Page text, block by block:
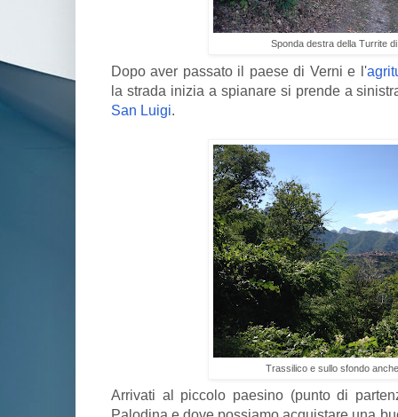
Sponda destra della Turrite
Dopo aver passato il paese di Verni e l'
la strada inizia a spianare si prende a
San Luigi.
Trassilico e sullo sfondo
Arrivati al piccolo paesino (punto di